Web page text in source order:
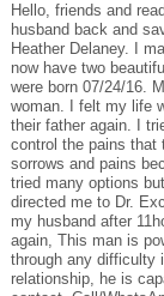
Hello, friends and
husband back and
Heather Delaney. I
now have two
were born 07/24/16.
woman. I felt my life
their father again. I
control the pains that
sorrows and pains
tried many options
directed me to Dr.
my husband after
again, This man is
through any difficulty
relationship, he is